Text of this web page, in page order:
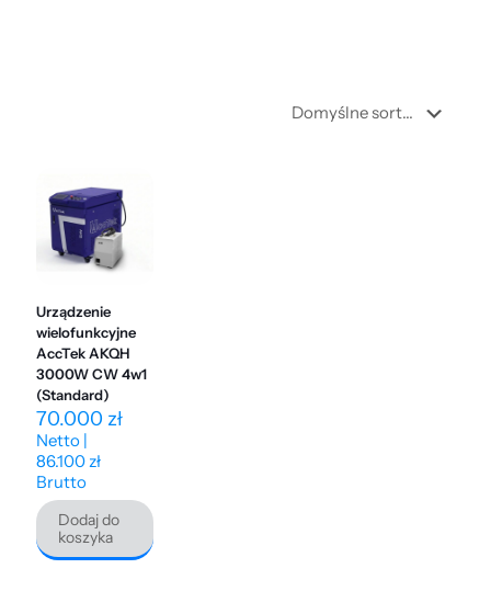
Urządzenie
wielofunkcyjne
AccTek AKQH
3000W CW 4w1
(Standard)
70.000 zł
Netto |
86.100zł
Brutto
Dodaj do
koszyka